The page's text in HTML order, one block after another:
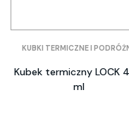
KUBKI TERMICZNE I
Kubek termiczny LOCK
ml